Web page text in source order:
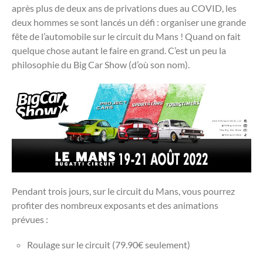
après plus de deux ans de privations dues au COVID, les
deux hommes se sont lancés un défi : organiser une grande
fête de l’automobile sur le circuit du Mans ! Quand on fait
quelque chose autant le faire en grand. C’est un peu la
philosophie du Big Car Show (d’où son nom).
Pendant trois jours, sur le circuit du Mans, vous pourrez
profiter des nombreux exposants et des animations
prévues :
Roulage sur le circuit (79.90€ seulement)